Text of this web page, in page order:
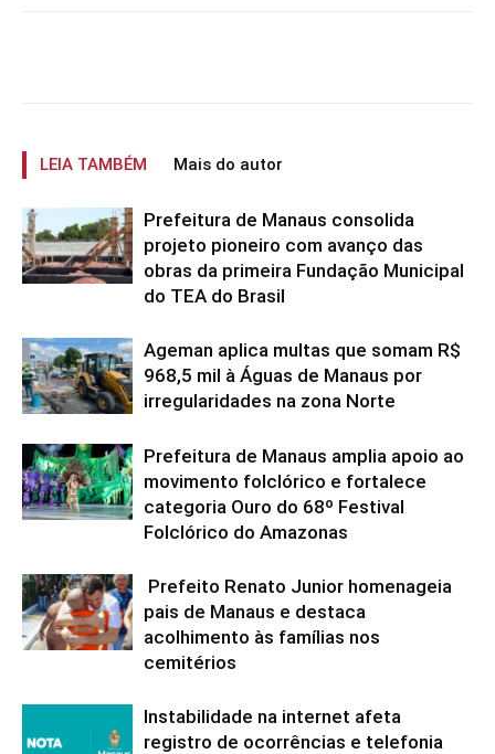
LEIA TAMBÉM Mais do autor
Prefeitura de Manaus consolida
projeto pioneiro com avanço das
obras da primeira Fundação Municipal
do TEA do Brasil
Ageman aplica multas que somam R$
968,5 mil à Águas de Manaus por
irregularidades na zona Norte
Prefeitura de Manaus amplia apoio ao
movimento folclórico e fortalece
categoria Ouro do 68º Festival
Folclórico do Amazonas
Prefeito Renato Junior homenageia
pais de Manaus e destaca
acolhimento às famílias nos
cemitérios
Instabilidade na internet afeta
registro de ocorrências e telefonia